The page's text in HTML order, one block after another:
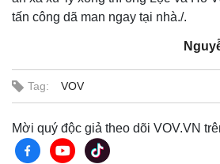
tấn công dã man ngay tại nhà./.
Tag: VOV
Mời quý độc giả theo dõi VOV.VN